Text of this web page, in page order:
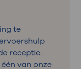
te
receptie.
van onze